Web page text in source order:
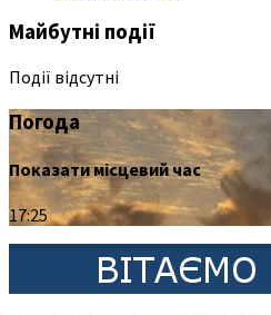
Майбутні події
Події відсутні
Погода
Показати місцевий час
17:25